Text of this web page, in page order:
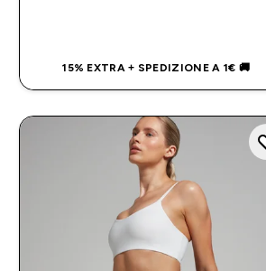
15% EXTRA + SPEDIZIONE A 1€ 🚚